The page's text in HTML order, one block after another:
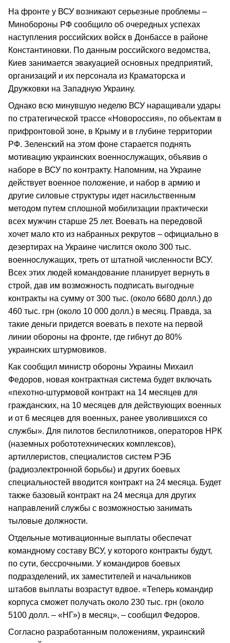
На фронте у ВСУ возникают серьезные проблемы –
Минобороны РФ сообщило об очередных успехах
наступления российских войск в Донбассе в районе
Константиновки. По данным российского ведомства,
Киев занимается эвакуацией основных предприятий,
организаций и их персонала из Краматорска и
Дружковки на Западную Украину.
Однако всю минувшую неделю ВСУ наращивали удары
по стратегической трассе «Новороссия», по объектам в
прифронтовой зоне, в Крыму и в глубине территории
РФ. Зеленский на этом фоне старается поднять
мотивацию украинских военнослужащих, объявив о
наборе в ВСУ по контракту. Напомним, на Украине
действует военное положение, и набор в армию и
другие силовые структуры идет насильственным
методом путем сплошной мобилизации практически
всех мужчин старше 25 лет. Воевать на передовой
хочет мало кто из набранных рекрутов – официально в
дезертирах на Украине числится около 300 тыс.
военнослужащих, треть от штатной численности ВСУ.
Всех этих людей командование планирует вернуть в
строй, дав им возможность подписать выгодные
контракты на сумму от 300 тыс. (около 6680 долл.) до
460 тыс. грн (около 10 000 долл.) в месяц. Правда, за
такие деньги придется воевать в пехоте на первой
линии обороны на фронте, где гибнут до 80%
украинских штурмовиков.
Как сообщил министр обороны Украины Михаил
Федоров, новая контрактная система будет включать
«пехотно-штурмовой контракт на 14 месяцев для
гражданских, на 10 месяцев для действующих военных
и от 6 месяцев для военных, ранее уволившихся со
службы». Для пилотов беспилотников, операторов НРК
(наземных робототехнических комплексов),
артиллеристов, специалистов систем РЭБ
(радиоэлектронной борьбы) и других боевых
специальностей вводится контракт на 24 месяца. Будет
также базовый контракт на 24 месяца для других
направлений службы с возможностью занимать
тыловые должности.
Отдельные мотивационные выплаты обеспечат
командному составу ВСУ, у которого контракты будут,
по сути, бессрочными. У командиров боевых
подразделений, их заместителей и начальников
штабов выплаты возрастут вдвое. «Теперь командир
корпуса сможет получать около 230 тыс. грн (около
5100 долл. – «НГ») в месяц», – сообщил Федоров.
Согласно разработанным положениям, украинский